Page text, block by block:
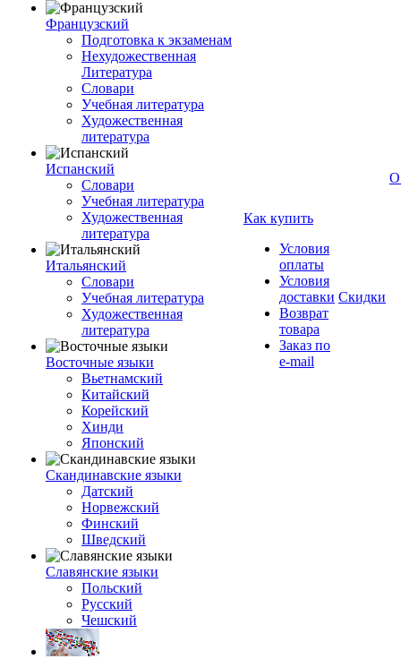
Французский
Подготовка к экзаменам
Нехудожественная
Литература
Словари
Учебная литература
Художественная
литература
Испанский
Словари
Учебная литература
Художественная
литература
Итальянский
Словари
Учебная литература
Художественная
литература
Восточные языки
Вьетнамский
Китайский
Корейский
Хинди
Японский
Скандинавские языки
Датский
Норвежский
Финский
Шведский
Славянские языки
Польский
Русский
Чешский
Как купить
Условия
оплаты
Условия
доставки
Возврат
товара
Заказ по
e-mail
Скидки
О